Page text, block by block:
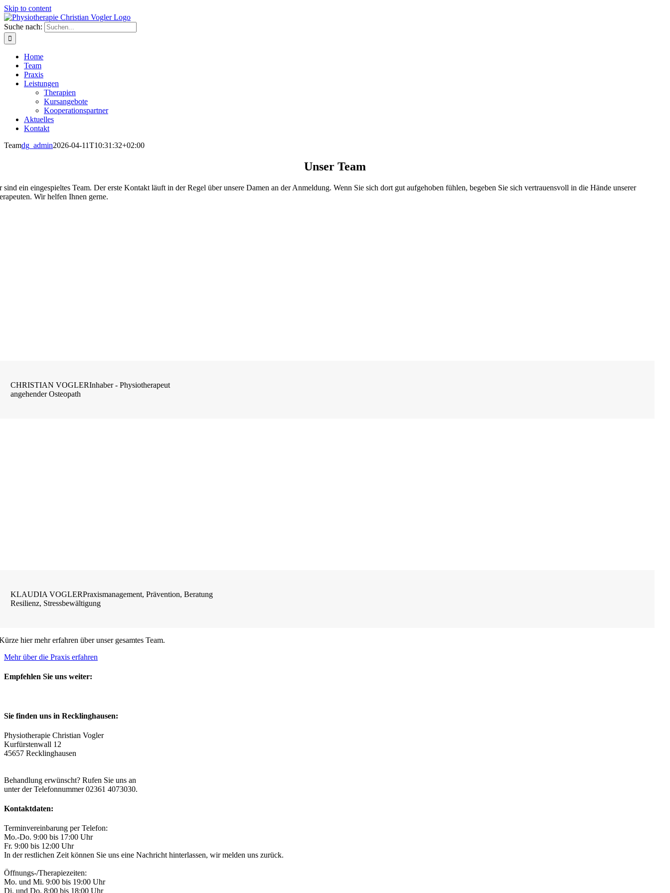
Skip to content
Suche nach:
Home
Team
Praxis
Leistungen
Therapien
Kursangebote
Kooperationspartner
Aktuelles
Kontakt
Teamdg_admin2026-04-11T10:31:32+02:00
Unser Team
sind ein eingespieltes Team. Der erste Kontakt läuft in der Regel über unsere Damen an der Anmeldung. Wenn Sie sich dort gut aufgehoben fühlen, begeben Sie sich vertrauensvoll in die Hände unserer
Wir helfen Ihnen gerne.
CHRISTIAN VOGLERInhaber - Physiotherapeut
angehender Osteopath
KLAUDIA VOGLERPraxismanagement, Prävention, Beratung
Resilienz, Stressbewältigung
hier mehr erfahren über unser gesamtes Team.
Mehr über die Praxis erfahren
Empfehlen Sie uns weiter:
Sie finden uns in Recklinghausen:
Physiotherapie Christian Vogler
Kurfürstenwall 12
45657 Recklinghausen
Behandlung erwünscht? Rufen Sie uns an
unter der Telefonnummer 02361 4073030.
Kontaktdaten:
Terminvereinbarung per Telefon:
Mo.-Do. 9:00 bis 17:00 Uhr
Fr. 9:00 bis 12:00 Uhr
In der restlichen Zeit können Sie uns eine Nachricht hinterlassen, wir melden uns zurück.
Öffnungs-/Therapiezeiten:
Mo. und Mi. 9:00 bis 19:00 Uhr
Di. und Do. 8:00 bis 18:00 Uhr